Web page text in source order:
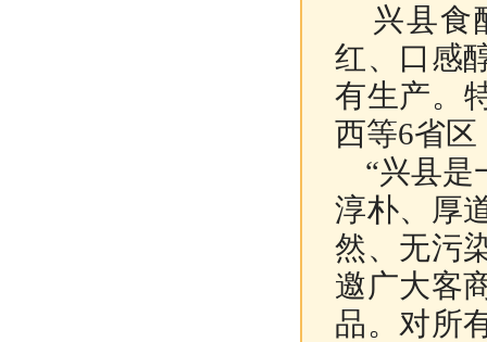
兴县食
红、口感
有生产。
西等6省
“兴县是
淳朴、厚
然、无污
邀广大客
品。对所